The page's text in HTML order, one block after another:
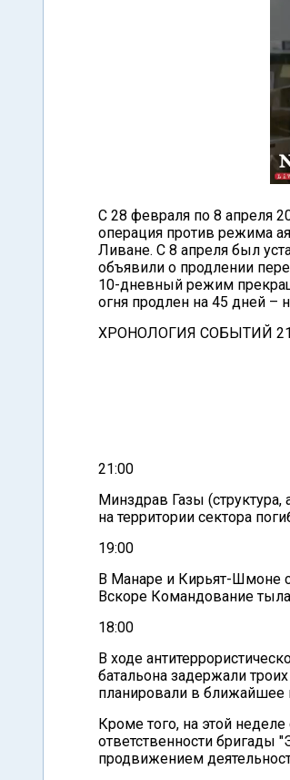
С 28 февраля по 8 апреля
операция против режима
Ливане. С 8 апреля был
объявили о продлении
10-дневный режим
огня продлен на 45 дней –
ХРОНОЛОГИЯ СОБЫТИЙ
21:00
Минздрав Газы
на территории сектора
19:00
В Манаре и Кирьят-Шмоне
Вскоре Командование
18:00
В ходе
батальона задержали
планировали в ближайшее
Кроме того, на этой
ответственности бригады
продвижением